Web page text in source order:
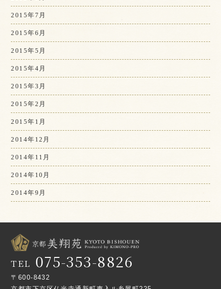
2015年7月
2015年6月
2015年5月
2015年4月
2015年3月
2015年2月
2015年1月
2014年12月
2014年11月
2014年10月
2014年9月
TEL 075-353-8826
〒600-8432